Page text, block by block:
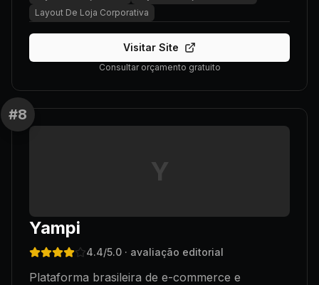
Layout De Loja Corporativa
Visitar Site
Consultar orçamento gratuito
#8
Y
Yampi
4.4/5.0 · avaliação editorial
Plataforma brasileira de e-commerce e